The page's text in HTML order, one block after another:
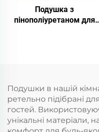
Подушка з
пінополіуретаном для
Подушки в нашій
ретельно підібрані
гостей.
унікальні матеріали,